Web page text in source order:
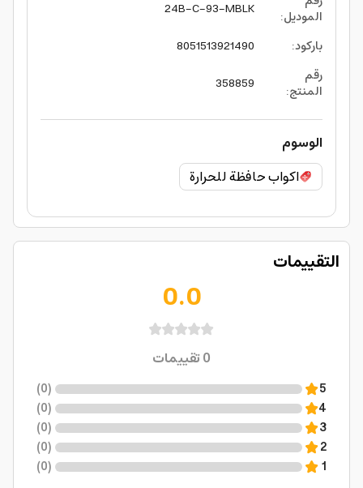
الموديل:
24B-C-93-MBLK
باركود:
8051513921490
رقم
المنتج:
358859
الوسوم
اكواب حافظة للحرارة
التقييمات
0.0
0تقييمات
5
(
0
)
4
(
0
)
3
(
0
)
2
(
0
)
1
(
0
)